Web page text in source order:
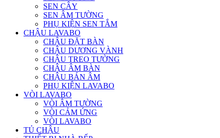
SEN CÂY
SEN ÂM TƯỜNG
PHỤ KIỆN SEN TẮM
CHẬU LAVABO
CHẬU ĐẶT BÀN
CHẬU DƯƠNG VÀNH
CHẬU TREO TƯỜNG
CHẬU ÂM BÀN
CHẬU BÁN ÂM
PHỤ KIỆN LAVABO
VÒI LAVABO
VÒI ÂM TƯỜNG
VÒI CẢM ỨNG
VÒI LAVABO
TỦ CHẬU